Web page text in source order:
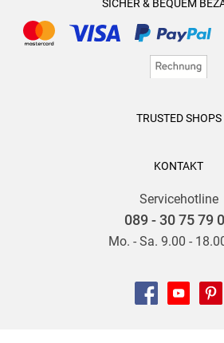
SICHER & BEQUEM
TRUSTED SHOPS
KONTAKT
Servicehotline
089 - 30 75 79
Mo. - Sa. 9.00 -